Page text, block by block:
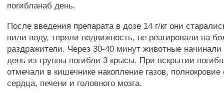
погибланаб день.
После введения препарата в дозе 14 г/кг они
пили воду, теряли подвижность, не реагировали на
раздражители. Через 30-40 минут животные начинали
день из группы погибли 3 крысы. При вскрытии
отмечали в кишечнике накопление газов, полнокровие
сердца, печени и головного мозга.